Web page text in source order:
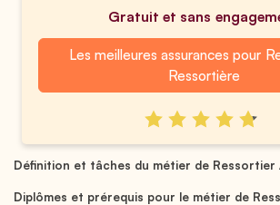
Gratuit et sans
Les meilleures assurances pour
Ressortière
Définition et tâches du métier de
Diplômes et prérequis pour le métier de